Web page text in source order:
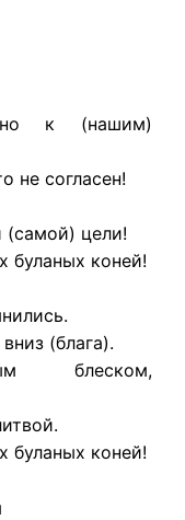
к (нашим)
не согласен!
(самой) цели!
буланых коней!
(блага).
блеском,
буланых коней!